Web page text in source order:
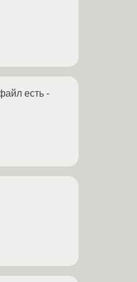
есть -